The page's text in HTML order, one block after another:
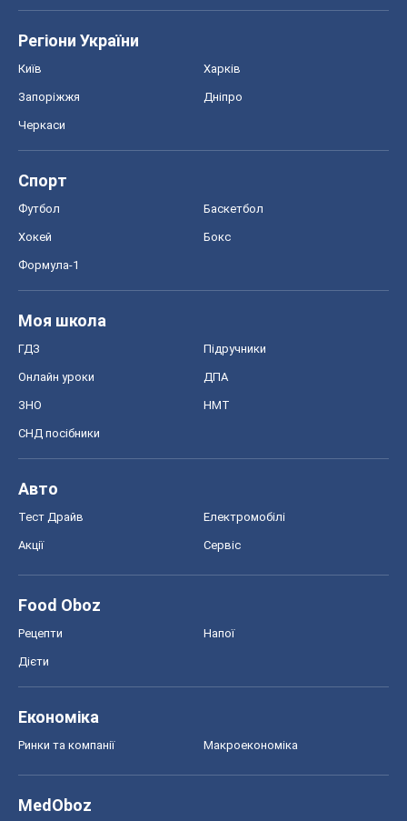
Регіони України
Київ Харків
Запоріжжя Дніпро
Черкаси
Спорт
Футбол Баскетбол
Хокей Бокс
Формула-1
Моя школа
ГДЗ Підручники
Онлайн уроки ДПА
ЗНО НМТ
СНД посібники
Авто
Тест Драйв Електромобілі
Акції Сервіс
Food Oboz
Рецепти Напої
Дієти
Економіка
Ринки та компанії Макроекономіка
MedOboz